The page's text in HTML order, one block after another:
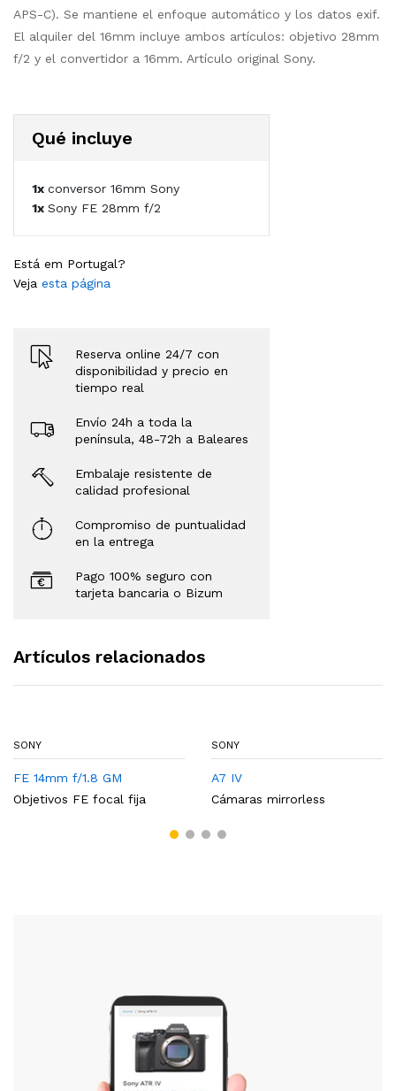
APS-C). Se mantiene el enfoque automático y los datos exif.
El alquiler del 16mm incluye ambos artículos: objetivo 28mm
f/2 y el convertidor a 16mm. Artículo original Sony.
Reserva online 24/7 con
disponibilidad y precio en
tiempo real
Envío 24h a toda la
península, 48-72h a Baleares
Embalaje resistente de
calidad profesional
Compromiso de puntualidad
en la entrega
Pago 100% seguro con
tarjeta bancaria o Bizum
Está em Portugal?
Veja esta página
Qué incluye
1x conversor 16mm Sony
1x Sony FE 28mm f/2
Artículos relacionados
SONY
FE 14mm f/1.8 GM
Objetivos FE focal fija
SONY
A7 IV
Cámaras mirrorless